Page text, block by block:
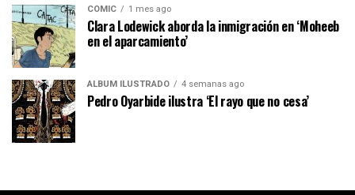
CÓMIC 1 mes ago
Clara Lodewick aborda la inmigración en ‘Moheeb
en el aparcamiento’
ÁLBUM ILUSTRADO 4 semanas ago
Pedro Oyarbide ilustra ‘El rayo que no cesa’